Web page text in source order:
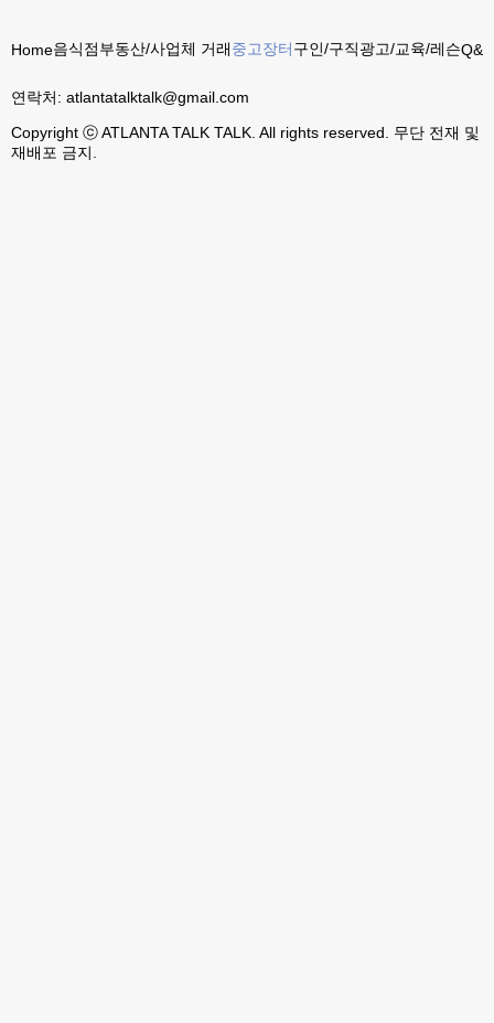
Home음식점부동산/사업체 거래중고장터구인/구직광고/교육/레슨Q&A
연락처: atlantatalktalk@gmail.com
Copyright ⓒ ATLANTA TALK TALK. All rights reserved. 무단 전재 및
재배포 금지.